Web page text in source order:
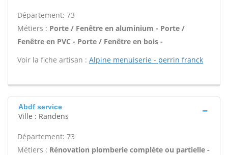
Département: 73
Métiers : Porte / Fenêtre en aluminium - Porte /
Fenêtre en PVC - Porte / Fenêtre en bois -
Voir la fiche artisan : Alpine menuiserie - perrin franck
Abdf service
Ville : Randens
Département: 73
Métiers : Rénovation plomberie complète ou partielle -